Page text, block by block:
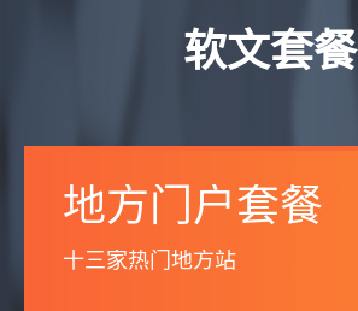
软文套餐
地方门户套餐
十三家热门地方站